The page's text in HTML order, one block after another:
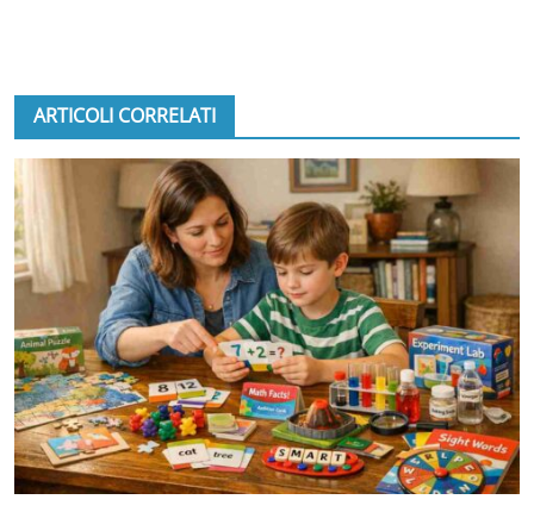
ARTICOLI CORRELATI